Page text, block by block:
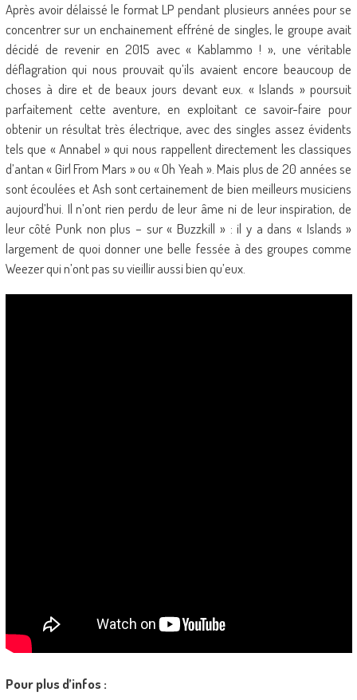
Après avoir délaissé le format LP pendant plusieurs années pour se
concentrer sur un enchainement effréné de singles, le groupe avait
décidé de revenir en 2015 avec « Kablammo ! », une véritable
déflagration qui nous prouvait qu’ils avaient encore beaucoup de
choses à dire et de beaux jours devant eux. « Islands » poursuit
parfaitement cette aventure, en exploitant ce savoir-faire pour
obtenir un résultat très électrique, avec des singles assez évidents
tels que « Annabel » qui nous rappellent directement les classiques
d’antan « Girl From Mars » ou « Oh Yeah ». Mais plus de 20 années se
sont écoulées et Ash sont certainement de bien meilleurs musiciens
aujourd’hui. Il n’ont rien perdu de leur âme ni de leur inspiration, de
leur côté Punk non plus – sur « Buzzkill » : il y a dans « Islands »
largement de quoi donner une belle fessée à des groupes comme
Weezer qui n’ont pas su vieillir aussi bien qu’eux.
Pour plus d’infos :